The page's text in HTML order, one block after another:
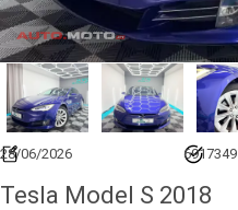
28/06/2026 6917349
Tesla Model S 2018